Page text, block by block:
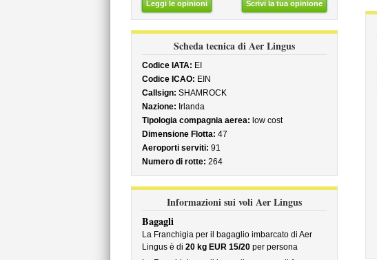
Leggi le opinioni Scrivi la tua opinione
Scheda tecnica di Aer Lingus
Codice IATA: EI
Codice ICAO: EIN
Callsign: SHAMROCK
Nazione: Irlanda
Tipologia compagnia aerea: low cost
Dimensione Flotta: 47
Aeroporti serviti: 91
Numero di rotte: 264
Informazioni sui voli Aer Lingus
Bagagli
La Franchigia per il bagaglio imbarcato di Aer
Lingus è di 20 kg EUR 15/20per persona